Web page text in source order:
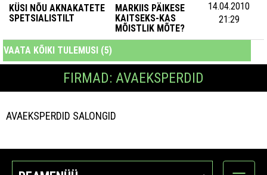
KÜSI NÕU AKNAKATETE
SPETSIALISTILT
MARKIIS PÄIKESE
KAITSEKS-KAS
MÕISTLIK MÕTE?
14.04.2010
21:29
VAATA KÕIKI TULEMUSI (5)
FIRMAD: AVAEKSPERDID
AVAEKSPERDID SALONGID